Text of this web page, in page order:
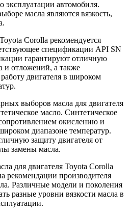
эксплуатации автомобиля.
масла являются вязкость,
Corolla рекомендуется
спецификации API SN
гарантируют отличную
и отложений, а также
двигателя в широком
выборов масла для двигателя
масло. Синтетическое
окислению и
диапазоне температур.
защиту двигателя от
замены масла.
для двигателя Toyota Corolla
рекомендации производителя
Различные модели и поколения
разные уровни вязкости масла в